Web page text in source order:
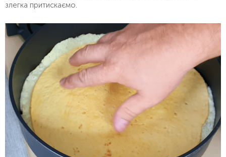
злегка притискаємо.